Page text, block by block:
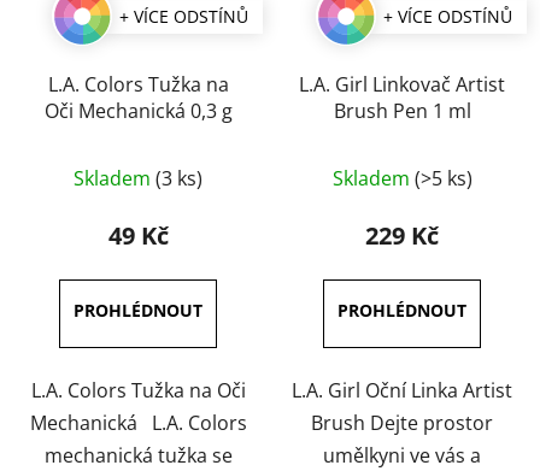
+ VÍCE ODSTÍNŮ
L.A. Colors Tužka na
Oči Mechanická 0,3 g
hodnocení
produktu
5,0
z
5
hvězdiček.
Skladem (3 ks)
49 Kč
L.A. Colors Tužka na Oči
Mechanická L.A. Colors
mechanická tužka se
+ VÍCE ODSTÍNŮ
L.A. Girl Linkovač Artist
Brush Pen 1 ml
hodnocení
produktu
5,0
z
5
hvězdiček.
Skladem (>5 ks)
229 Kč
L.A. Girl Oční Linka Artist
Brush Dejte prostor
umělkyni ve vás a